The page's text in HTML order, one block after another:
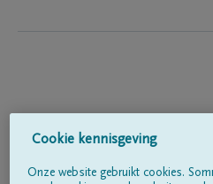
Cookie kennisgeving
Onze website gebruikt cookies.